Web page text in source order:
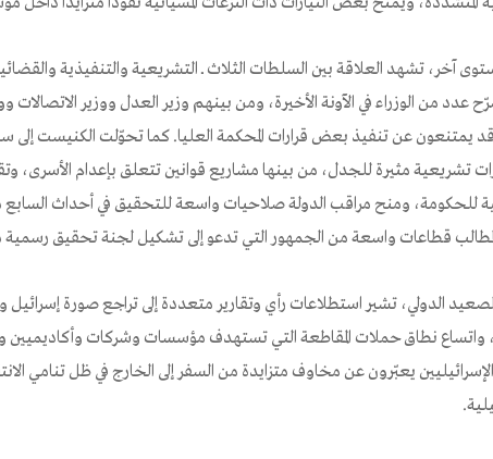
آخر، تشهد العلاقة بين السلطات الثلاث ــ التشريعية والتنفيذية والقضائية
عدد من الوزراء في الآونة الأخيرة، ومن بينهم وزير العدل ووزير الاتصالات
يمتنعون عن تنفيذ بعض قرارات المحكمة العليا. كما تحوّلت الكنيست إلى
تشريعية مثيرة للجدل، من بينها مشاريع قوانين تتعلق بإعدام الأسرى،
قطاعات واسعة من الجمهور التي تدعو إلى تشكيل لجنة تحقيق
الدولي، تشير استطلاعات رأي وتقارير متعددة إلى تراجع صورة إسرائيل
واتساع نطاق حملات المقاطعة التي تستهدف مؤسسات وشركات وأكاديميين
يعبّرون عن مخاوف متزايدة من السفر إلى الخارج في ظل تنامي